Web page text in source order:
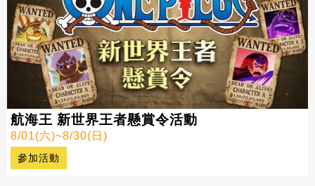
航海王 新世界王者懸賞令活動
8/01(六)~8/30(日)
參加活動